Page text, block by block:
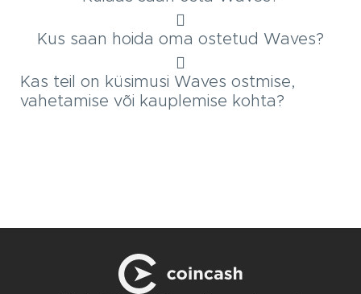
Kus saan hoida oma ostetud Waves?
Kas teil on küsimusi Waves ostmise,
vahetamise või kauplemise kohta?